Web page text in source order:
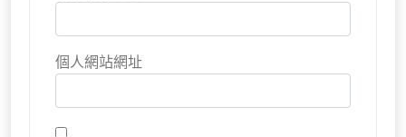
個人網站網址